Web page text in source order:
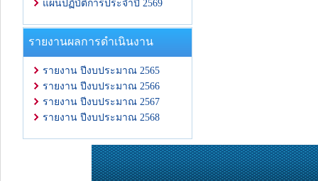
แผนปฏิบัติการประจำปี 2569
รายงานผลการดำเนินงาน
รายงาน ปีงบประมาณ 2565
รายงาน ปีงบประมาณ 2566
รายงาน ปีงบประมาณ 2567
รายงาน ปีงบประมาณ 2568